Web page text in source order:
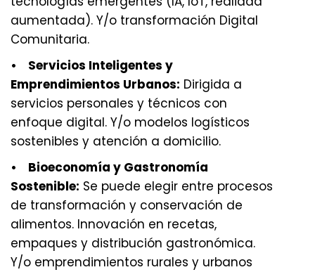
aumentada). Y/o transformación Digital
Comunitaria.
• Servicios Inteligentes y
Emprendimientos Urbanos: Dirigida a
servicios personales y técnicos con
enfoque digital. Y/o modelos logísticos
sostenibles y atención a domicilio.
• Bioeconomía y Gastronomía
Sostenible: Se puede elegir entre procesos
de transformación y conservación de
alimentos. Innovación en recetas,
empaques y distribución gastronómica.
Y/o emprendimientos rurales y urbanos